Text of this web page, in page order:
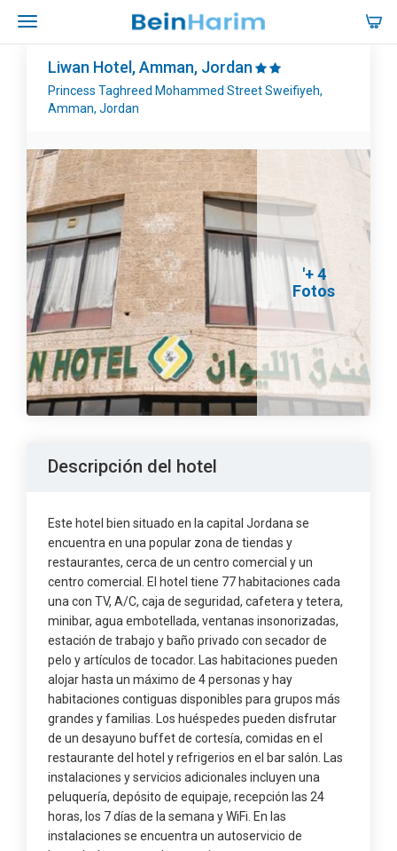
Liwan Hotel, Amman, Jordan
Princess Taghreed Mohammed Street Sweifiyeh,
Amman, Jordan
'+ 4
Fotos
Descripción del hotel
Este hotel bien situado en la capital Jordana se
encuentra en una popular zona de tiendas y
restaurantes, cerca de un centro comercial y un
centro comercial. El hotel tiene 77 habitaciones cada
una con TV, A/C, caja de seguridad, cafetera y tetera,
minibar, agua embotellada, ventanas insonorizadas,
estación de trabajo y baño privado con secador de
pelo y artículos de tocador. Las habitaciones pueden
alojar hasta un máximo de 4 personas y hay
habitaciones contiguas disponibles para grupos más
grandes y familias. Los huéspedes pueden disfrutar
de un desayuno buffet de cortesía, comidas en el
restaurante del hotel y refrigerios en el bar salón. Las
instalaciones y servicios adicionales incluyen una
peluquería, depósito de equipaje, recepción las 24
horas, los 7 días de la semana y WiFi. En las
instalaciones se encuentra un autoservicio de